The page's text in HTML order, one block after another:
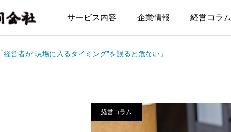
サービス内容 企業情報 経営コラム
「経営者が“現場に入るタイミング”を誤ると危ない」
経営コラム